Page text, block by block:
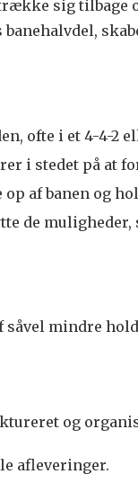
sig tilbage
ofte i et 4-4-2
i stedet på at
af banen og
de muligheder,
mindre
og
afleveringer.